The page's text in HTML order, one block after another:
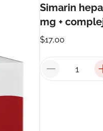
Simarin
mg +
$17,00